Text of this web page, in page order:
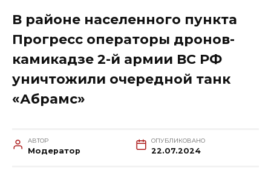
В районе населенного пункта
Прогресс операторы дронов-
камикадзе 2-й армии ВС РФ
уничтожили очередной танк
«Абрамс»
АВТОР
Модератор
ОПУБЛИКОВАНО
22.07.2024